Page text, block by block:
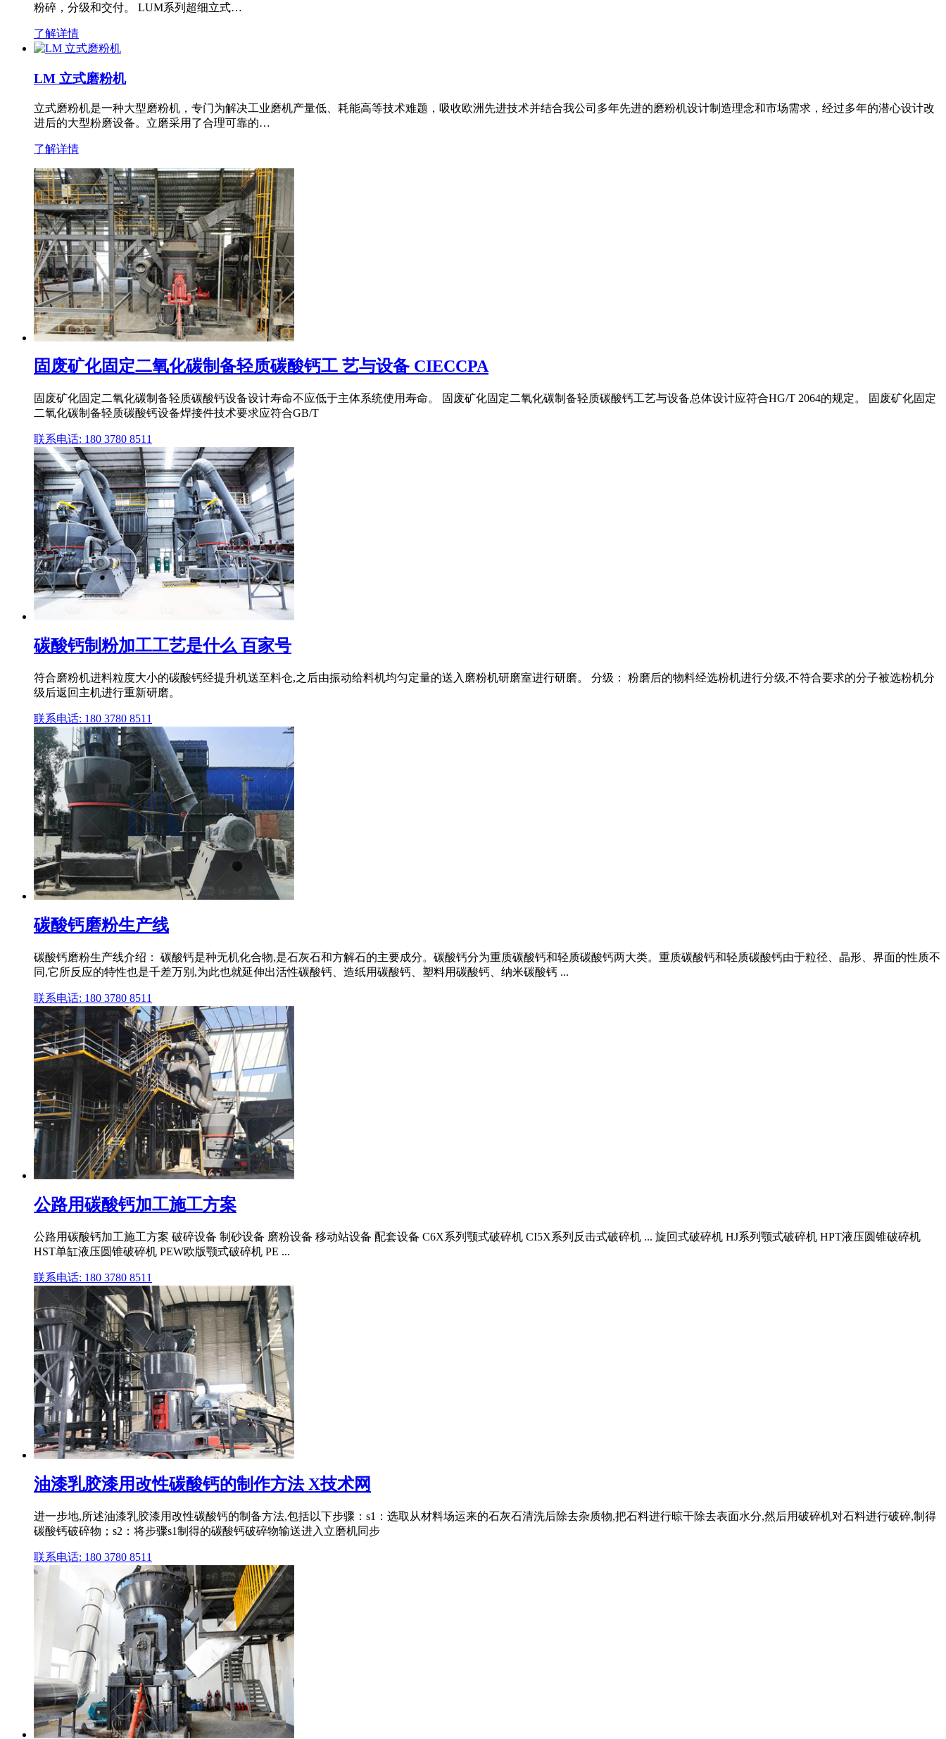
粉碎，分级和交付。 LUM系列超细立式…
了解详情
LM 立式磨粉机
立式磨粉机是一种大型磨粉机，专门为解决工业磨机产量低、耗能高等技术难题，吸收欧洲先进技术并结合我公司多年先进的磨粉机设计制造理念和市场需求，经过多年的潜心设计改
进后的大型粉磨设备。立磨采用了合理可靠的…
了解详情
固废矿化固定二氧化碳制备轻质碳酸钙工 艺与设备 CIECCPA
固废矿化固定二氧化碳制备轻质碳酸钙设备设计寿命不应低于主体系统使用寿命。 固废矿化固定二氧化碳制备轻质碳酸钙工艺与设备总体设计应符合HG/T 2064的规定。 固废矿化固定
二氧化碳制备轻质碳酸钙设备焊接件技术要求应符合GB/T
联系电话: 180 3780 8511
碳酸钙制粉加工工艺是什么 百家号
符合磨粉机进料粒度大小的碳酸钙经提升机送至料仓,之后由振动给料机均匀定量的送入磨粉机研磨室进行研磨。 分级： 粉磨后的物料经选粉机进行分级,不符合要求的分子被选粉机分
级后返回主机进行重新研磨。
联系电话: 180 3780 8511
碳酸钙磨粉生产线
碳酸钙磨粉生产线介绍： 碳酸钙是种无机化合物,是石灰石和方解石的主要成分。碳酸钙分为重质碳酸钙和轻质碳酸钙两大类。重质碳酸钙和轻质碳酸钙由于粒径、晶形、界面的性质不
同,它所反应的特性也是千差万别,为此也就延伸出活性碳酸钙、造纸用碳酸钙、塑料用碳酸钙、纳米碳酸钙 ...
联系电话: 180 3780 8511
公路用碳酸钙加工施工方案
公路用碳酸钙加工施工方案 破碎设备 制砂设备 磨粉设备 移动站设备 配套设备 C6X系列颚式破碎机 CI5X系列反击式破碎机 ... 旋回式破碎机 HJ系列颚式破碎机 HPT液压圆锥破碎机
HST单缸液压圆锥破碎机 PEW欧版颚式破碎机 PE ...
联系电话: 180 3780 8511
油漆乳胶漆用改性碳酸钙的制作方法 X技术网
进一步地,所述油漆乳胶漆用改性碳酸钙的制备方法,包括以下步骤：s1：选取从材料场运来的石灰石清洗后除去杂质物,把石料进行晾干除去表面水分,然后用破碎机对石料进行破碎,制得
碳酸钙破碎物；s2：将步骤s1制得的碳酸钙破碎物输送进入立磨机同步
联系电话: 180 3780 8511